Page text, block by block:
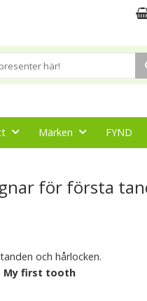
Märken FYND
för första
och hårlocken.
My first tooth